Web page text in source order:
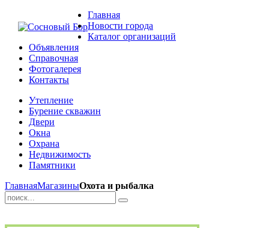
Главная
Новости города
Каталог организаций
Объявления
Справочная
Фотогалерея
Контакты
Утепление
Бурение скважин
Двери
Окна
Охрана
Недвижимость
Памятники
ГлавнаяМагазиныОхота и рыбалка